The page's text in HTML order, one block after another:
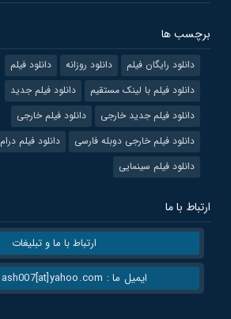
برچسب ها
دانلود رایگان فیلم دانلود روزانه
دانلود فیلم
دانلود فیلم با لینک مستقیم
دانلود فیلم جدید
دانلود فیلم جدید خارجی
دانلود فیلم خارجی
دانلود فیلم خارجی دوبله فارسی
دانلود فیلم درام
دانلود فیلم سینمایی
ارتباط با ما
ارتباط با ما و تبلیغات
ایمیل ما : Arash_Mash007[at]yahoo.com